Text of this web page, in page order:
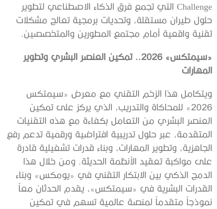
Challenge التي تجمع فرق الذكاء الاصطناعي لتطوير
حلول طيران مستقلة، وتحديات برمجية تعالج مشكلات
تقنية واقعية أمام مجتمع المطورين والمتخصصين.
«سيمتكس» 2026.. تمكين العنصر البشري وتطوير
المهارات
ويتكامل هذا الزخم التقني مع معرض «سيمتكس
2026» للمحاكاة والتدريب، الذي يركز على تمكين
العنصر البشري من التعامل بكفاءة مع هذه التقنيات
المتقدمة، عبر حلول تدريبية افتراضية ورقمية تدعم رفع
الجاهزية، وتطوير المهارات، وبناء قدرات تشغيلية قادرة
على مواكبة تعقيد الأنظمة الحديثة. ومن خلال هذا
الدمج الذكي بين الابتكار التقني في «يومكس» وبناء
القدرات البشرية في «سيمتكس»، يقدم الحدثان معاً
نموذجاً متقدماً لمنصة عالمية تسهم في تمكين